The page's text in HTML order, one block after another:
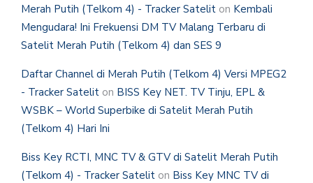
Merah Putih (Telkom 4) - Tracker Satelit on Kembali
Mengudara! Ini Frekuensi DM TV Malang Terbaru di
Satelit Merah Putih (Telkom 4) dan SES 9
Daftar Channel di Merah Putih (Telkom 4) Versi MPEG2
- Tracker Satelit on BISS Key NET. TV Tinju, EPL &
WSBK – World Superbike di Satelit Merah Putih
(Telkom 4) Hari Ini
Biss Key RCTI, MNC TV & GTV di Satelit Merah Putih
(Telkom 4) - Tracker Satelit on Biss Key MNC TV di